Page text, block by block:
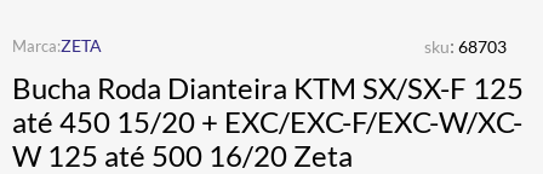
ZETA sku: 68703
Bucha Roda Dianteira KTM SX/SX-F 125
até 450 15/20 + EXC/EXC-F/EXC-W/XC-
W 125 até 500 16/20 Zeta
5 LUVA
6 BAU